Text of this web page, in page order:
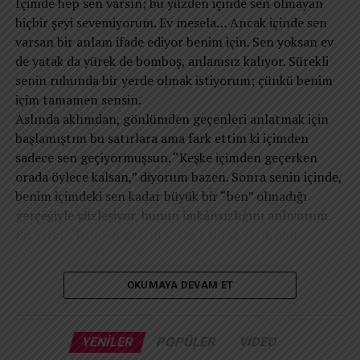
aklının büyük başarılarından biridir. Sorun, teknolojinin
dikkatimizi yönetmesine izin verdiğimiz noktada başlıyor.
Çünkü dikkat yalnızca zihinsel bir süreç değildir. Dikkat,
hayatın yönünü belirleyen pusuladır. Neye dikkat
ediyorsanız, zamanınızı oraya verirsiniz. Zamanınızı
nereye veriyorsanız, hayatınızı da oraya verirsiniz. Ve
hayatınızı nereye verdiyseniz, sonunda kim olduğunuzu
da o belirler.
Bu nedenle modern insanın en önemli mücadelesi
zamana karşı değildir. Dikkatine sahip çıkabilme
mücadelesidir. Çünkü geleceğin en özgür insanları, en
fazla bilgiye sahip olanlar değil; dikkatini koruyabilenler
Zamanınızı nereye veriyorsanız, hayatınızı da oraya
verirsiniz.”
içinde “kendimiz” kalabilmenin ve öz saygımızı
koruyabilmenin en büyük başarı olduğudur.
hiçbir şeyi sevemiyorum. Ev mesela… Ancak içinde sen
varsan bir anlam ifade ediyor benim için. Sen yoksan ev
de yatak da yürek de bomboş, anlamsız kalıyor. Sürekli
senin ruhunda bir yerde olmak istiyorum; çünkü benim
içim tamamen sensin.
​Aslında aklımdan, gönlümden geçenleri anlatmak için
başlamıştım bu satırlara ama fark ettim ki içimden
sadece sen geçiyormuşsun. “Keşke içimden geçerken
orada öylece kalsan,” diyorum bazen. Sonra senin içinde,
benim içimdeki sen kadar büyük bir “ben” olmadığı
gerçeğiyle yüzleşiyor, bunun imkânsızlığını anlıyorum.
hariç… İçimde saklamak istediğim tek şey sensin ama sen
sadece oradasın, derinlerimde. Ne olurdu sanki dışımda
beni? Bizi var ettiğimiz o güzel zamanlara
dönebilseydik… Biliyorum; ne sen artık o “biz”e
OKUMAYA DEVAM ET
YENILER POPÜLER VIDEO